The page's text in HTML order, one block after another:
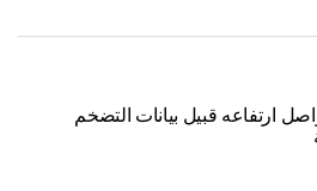
ارتفاعه قبيل بيانات التضخم